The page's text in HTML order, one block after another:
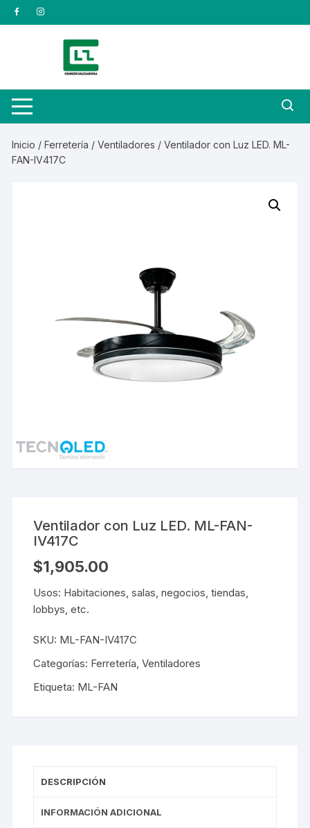
Saltar
al
Inicio /Ferretería /Ventiladores / Ventilador con Luz LED. ML-
FAN-IV417C
Ventilador con Luz LED. ML-FAN-
IV417C
$1,905.00
Usos: Habitaciones, salas, negocios, tiendas,
lobbys, etc.
SKU: ML-FAN-IV417C
Categorías: Ferretería ,Ventiladores
Etiqueta: ML-FAN
DESCRIPCIÓN
INFORMACIÓN ADICIONAL